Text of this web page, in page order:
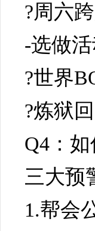
?周六
-选做
?世界
?炼狱
Q4：
三大预
1.帮会